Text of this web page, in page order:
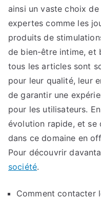
ainsi un vaste choix
expertes comme les
produits de
de bien-être intime, et
tous les articles sont
pour leur qualité, leur
de garantir une
pour les utilisateurs.
évolution rapide, et se
dans ce domaine en
Pour découvrir
société.
Comment contacter